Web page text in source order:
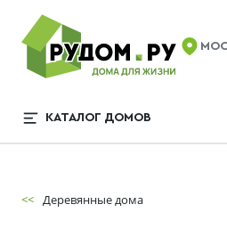
КАТАЛОГ ДОМОВ
<< Деревянные дома